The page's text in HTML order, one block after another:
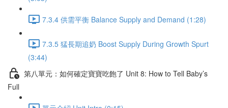
7.3.4 供需平衡 Balance Supply and Demand (1:28)
7.3.5 猛長期追奶 Boost Supply During Growth Spurt
(3:44)
第八單元：如何確定寶寶吃飽了 Unit 8: How to Tell Baby’s
Full